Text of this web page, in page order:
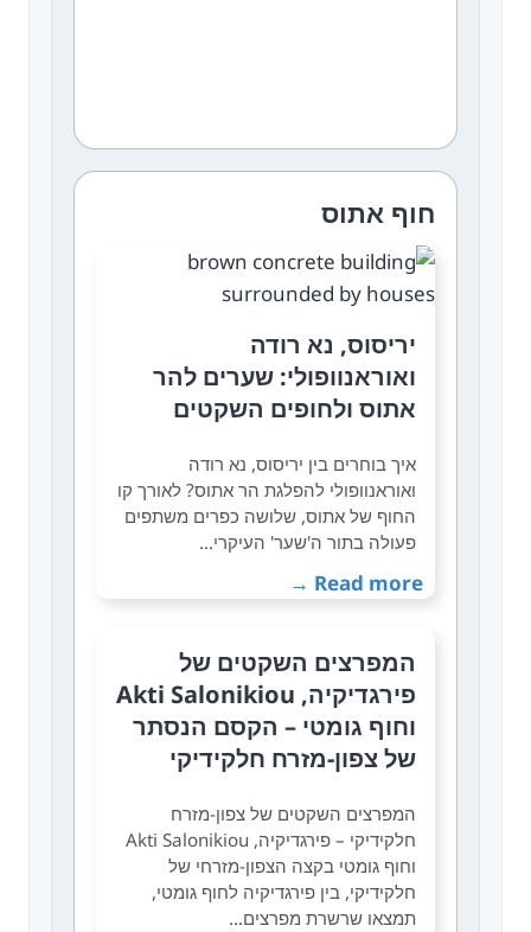
חוף אתוס
יריסוס, נא רודה
ואוראנוופולי: שערים להר
אתוס ולחופים השקטים
איך בוחרים בין יריסוס, נא רודה
ואוראנוופולי להפלגת הר אתוס? לאורך קו
החוף של אתוס, שלושה כפרים משתפים
פעולה בתור ה'שער' העיקרי…
Read more →
המפרצים השקטים של
פירגדיקיה, Akti Salonikiou
וחוף גומטי – הקסם הנסתר
של צפון-מזרח חלקידיקי
המפרצים השקטים של צפון-מזרח
חלקידיקי – פירגדיקיה, Akti Salonikiou
וחוף גומטי בקצה הצפון-מזרחי של
חלקידיקי, בין פירגדיקיה לחוף גומטי,
תמצאו שרשרת מפרצים…